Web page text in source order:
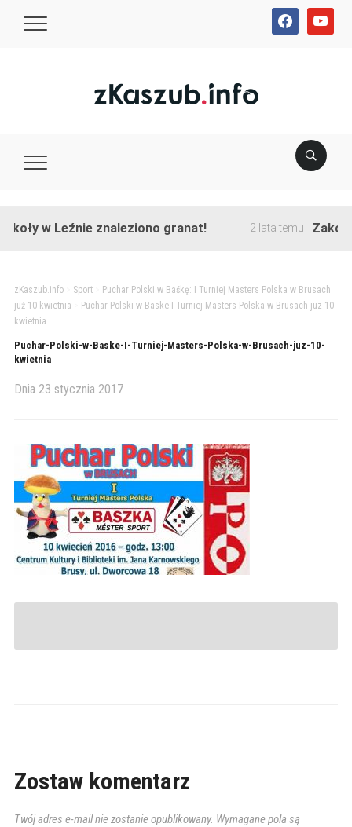
facebookyoutube
w Leźnie znaleziono granat! 2 lata temu
zKaszub.info> Sport>
Puchar Polski w Baśkę: I Turniej Masters Polska w Brusach
już 10 kwietnia
Puchar-Polski-w-Baske-I-Turniej-Masters-Polska-w-Brusach-juz-10-
kwietnia
Puchar-Polski-w-Baske-I-Turniej-Masters-Polska-w-Brusach-juz-10-
kwietnia
Dnia 23 stycznia 2017
Zostaw komentarz
Twój adres e-mail nie zostanie opublikowany. Wymagane pola są